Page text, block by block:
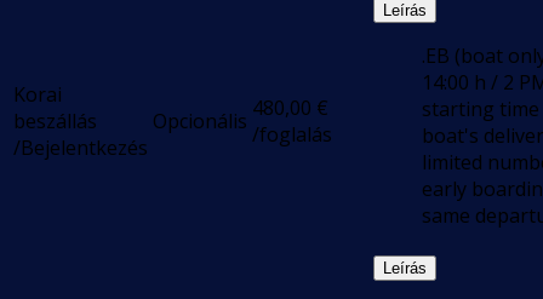
Korai
beszállás
/Bejelentkezés
Opcionális 480,00 €
/foglalás
Leírás
.EB (boat
14:00 h / 2
starting
boat's
limited
early
same
Leírás